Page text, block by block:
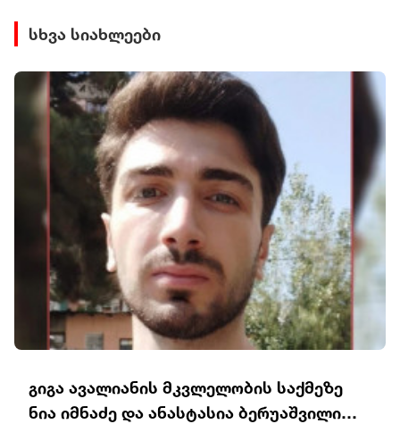
სხვა სიახლეები
გიგა ავალიანის მკვლელობის საქმეზე
ნია იმნაძე და ანასტასია ბერუაშვილი